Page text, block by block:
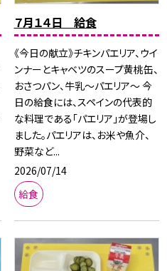
７月１４日 給食
《今日の献立》チキンパエリア、ウイ
ンナーとキャベツのスープ黄桃缶、
おさつパン、牛乳〜パエリア〜 今
日の給食には、スペインの代表的
な料理である「パエリア」が登場し
ました。パエリアは、お米や魚介、
野菜など...
2026/07/14
給食